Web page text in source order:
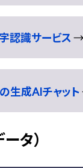
認識サービス
生成AIチャット
タ）